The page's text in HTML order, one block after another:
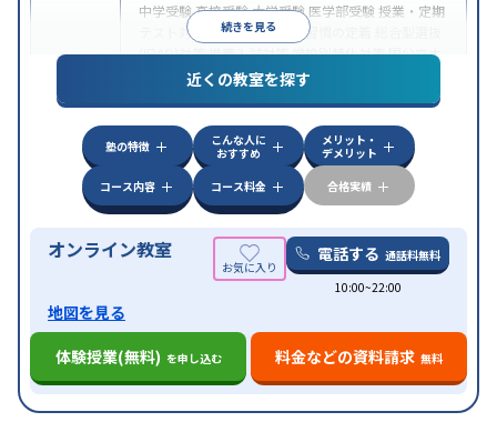
続きを見る
中学受験高校受験大学受験 医学部受験 授業・定期
テスト対策
内申点対策 学習習慣の定着
(旧AO)対策推薦入試対策学校別特化対策国公立大
私大対策共通テスト対策
英語・英会話特化
特徴
中高一貫校生に対応授業の振替可能 不登校生に対
オンライン対応 1科目から受講可能季節講習の
みの受講可
自習室あり
近くの教室を探す
塾の特徴
こんな人に
おすすめ
メリット・
デメリット
コース内容
コース料金 合格実績
オンライン教室 電話する 通話料無料
10:00~22:00
地図を見る
体験授業(無料) を申し込む 料金などの資料請求 無料